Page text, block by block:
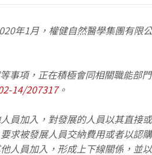
年1月，權健自然醫學集團有限
事項，正在積極會同相關職能部
14/207317。
員加入，對發展的人員以其直接
求被發展人員交納費用或者以認
人員加入，形成上下線關係，並